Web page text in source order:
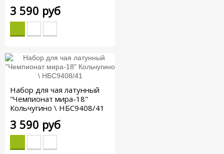
3 590 руб
Набор для чая латунный
"Чемпионат мира-18"
Кольчугино \ НБС9408/41
3 590 руб